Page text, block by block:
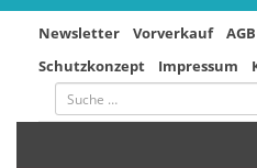
Newsletter Vorverkauf AGB
Schutzkonzept
Impressum